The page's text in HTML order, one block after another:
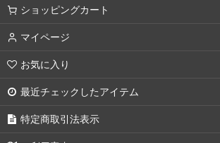
[GD02] Dual Impactデュアルインパクト
[GD01]Newtype Rising ニュータイプライジング
ショッピングカート
マイページ
お気に入り
最近チェックしたアイテム
特定商取引法表示